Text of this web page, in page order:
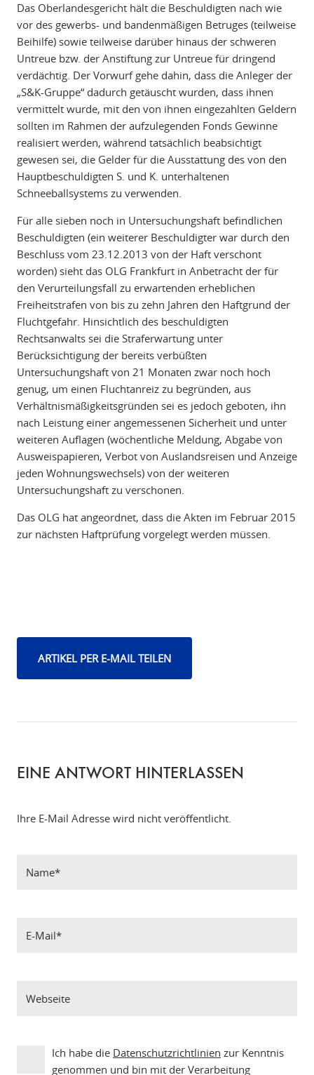
Das Oberlandesgericht hält die Beschuldigten nach wie
vor des gewerbs- und bandenmäßigen Betruges (teilweise
Beihilfe) sowie teilweise darüber hinaus der schweren
Untreue bzw. der Anstiftung zur Untreue für dringend
verdächtig. Der Vorwurf gehe dahin, dass die Anleger der
„S&K-Gruppe“ dadurch getäuscht wurden, dass ihnen
vermittelt wurde, mit den von ihnen eingezahlten Geldern
sollten im Rahmen der aufzulegenden Fonds Gewinne
realisiert werden, während tatsächlich beabsichtigt
gewesen sei, die Gelder für die Ausstattung des von den
Hauptbeschuldigten S. und K. unterhaltenen
Schneeballsystems zu verwenden.
Für alle sieben noch in Untersuchungshaft befindlichen
Beschuldigten (ein weiterer Beschuldigter war durch den
Beschluss vom 23.12.2013 von der Haft verschont
worden) sieht das OLG Frankfurt in Anbetracht der für
den Verurteilungsfall zu erwartenden erheblichen
Freiheitstrafen von bis zu zehn Jahren den Haftgrund der
Fluchtgefahr. Hinsichtlich des beschuldigten
Rechtsanwalts sei die Straferwartung unter
Berücksichtigung der bereits verbüßten
Untersuchungshaft von 21 Monaten zwar noch hoch
genug, um einen Fluchtanreiz zu begründen, aus
Verhältnismäßigkeitsgründen sei es jedoch geboten, ihn
nach Leistung einer angemessenen Sicherheit und unter
weiteren Auflagen (wöchentliche Meldung, Abgabe von
Ausweispapieren, Verbot von Auslandsreisen und Anzeige
jeden Wohnungswechsels) von der weiteren
Untersuchungshaft zu verschonen.
Das OLG hat angeordnet, dass die Akten im Februar 2015
zur nächsten Haftprüfung vorgelegt werden müssen.
ARTIKEL PER E-MAIL TEILEN
EINE ANTWORT HINTERLASSEN
Ihre E-Mail Adresse wird nicht veröffentlicht.
Ich habe die Datenschutzrichtlinien zur Kenntnis
genommen und bin mit der Verarbeitung